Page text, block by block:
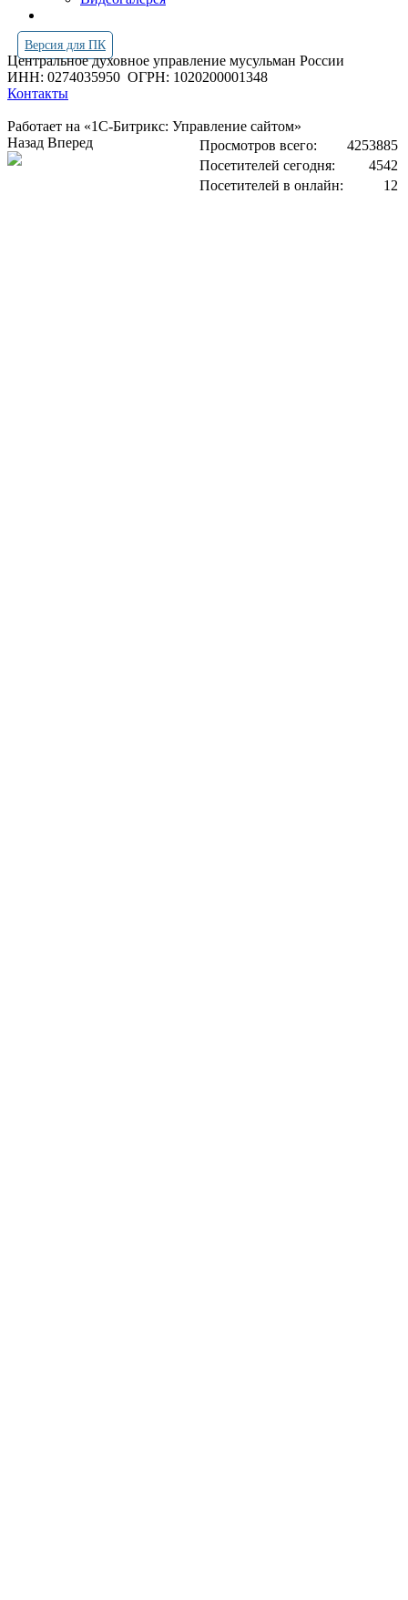
Версия для ПК
Центральное духовное управление мусульман России
ИНН: 0274035950 ОГРН: 1020200001348
Контакты
Работает на «1С-Битрикс: Управление сайтом»
Просмотров всего:
4253885
Посетителей сегодня:
4542
Посетителей в онлайн:
12
Назад Вперед